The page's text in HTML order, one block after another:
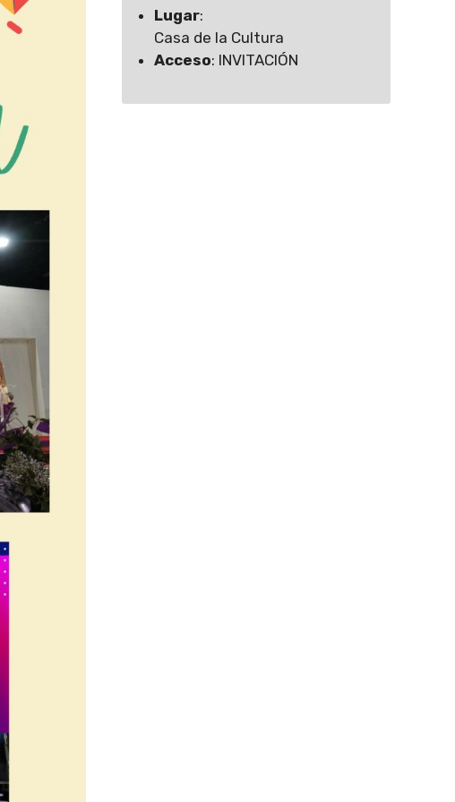
Lugar:
Casa de la Cultura
Acceso: INVITACIÓN